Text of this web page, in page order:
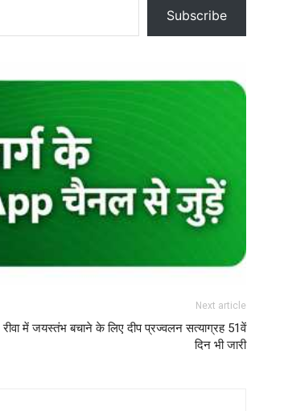
Subscribe
Next article
रीवा में जयस्तंभ बचाने के लिए दीप प्रज्वलन सत्याग्रह 51वें
दिन भी जारी